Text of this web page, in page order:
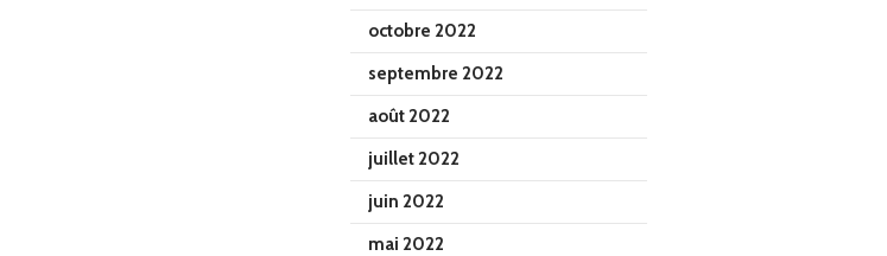
octobre 2022
septembre 2022
août 2022
juillet 2022
juin 2022
mai 2022